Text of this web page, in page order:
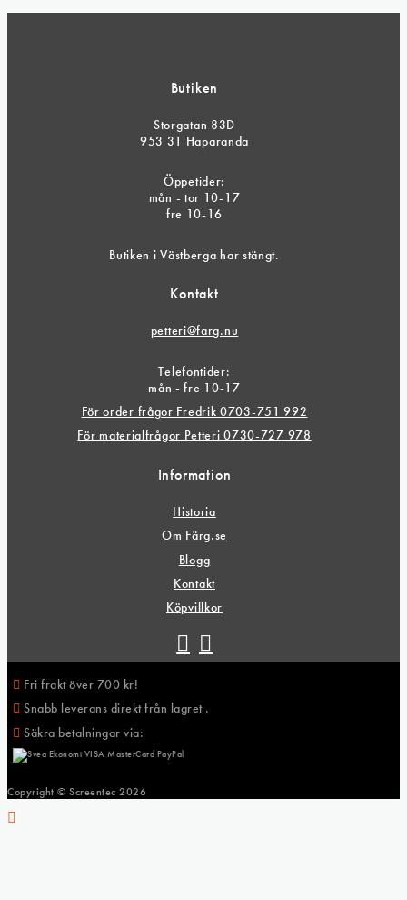
Butiken
Storgatan 83D
953 31 Haparanda
Öppetider:
mån - tor 10-17
fre 10-16
Butiken i Västberga har stängt.
Kontakt
petteri@farg.nu
Telefontider:
mån - fre 10-17
För order frågor Fredrik 0703-751 992
För materialfrågor Petteri 0730-727 978
Information
Historia
Om Färg.se
Blogg
Kontakt
Köpvillkor
Fri frakt över 700 kr!
Snabb leverans direkt från lagret .
Säkra betalningar via:
Copyright © Screentec 2026